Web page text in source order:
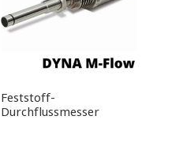
Feststoff-
Durchflussmesser